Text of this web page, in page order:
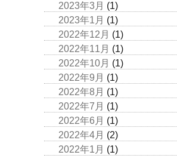
2023年3月 (1)
2023年1月 (1)
2022年12月 (1)
2022年11月 (1)
2022年10月 (1)
2022年9月 (1)
2022年8月 (1)
2022年7月 (1)
2022年6月 (1)
2022年4月 (2)
2022年1月 (1)